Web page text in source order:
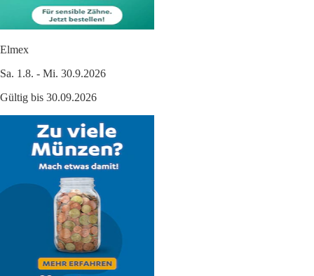
Elmex
Sa. 1.8. - Mi. 30.9.2026
Gültig bis 30.09.2026